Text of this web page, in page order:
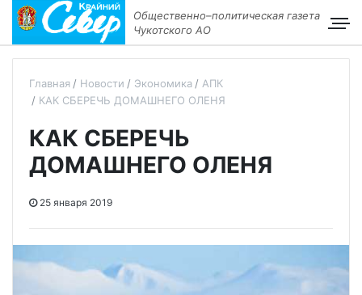
Общественно–политическая газета
Чукотского АО
Главная Новости Экономика
АПК
КАК СБЕРЕЧЬ ДОМАШНЕГО ОЛЕНЯ
КАК СБЕРЕЧЬ
ДОМАШНЕГО ОЛЕНЯ
25 января 2019